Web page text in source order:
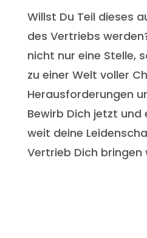
Willst Du Teil dieses
des Vertriebs
nicht nur eine Stelle,
zu einer Welt voller
Herausforderungen
Bewirb Dich jetzt und
weit deine
Vertrieb Dich bringen